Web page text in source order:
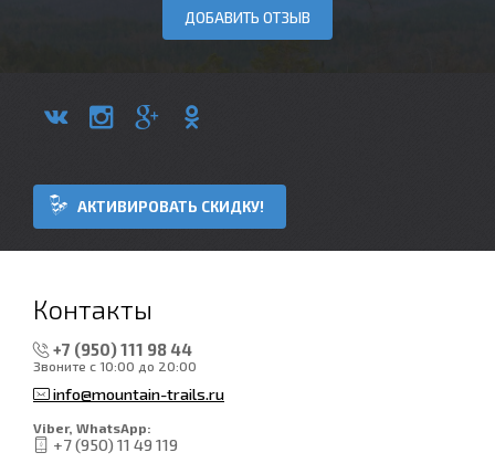
ДОБАВИТЬ ОТЗЫВ
АКТИВИРОВАТЬ СКИДКУ!
Контакты
+7 (950) 111 98 44
Звоните с 10:00 до 20:00
info@mountain-trails.ru
Viber, WhatsApp:
+7 (950) 11 49 119